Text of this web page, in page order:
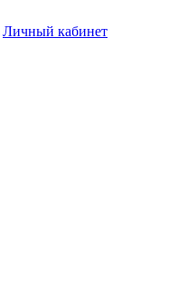
Личный кабинет